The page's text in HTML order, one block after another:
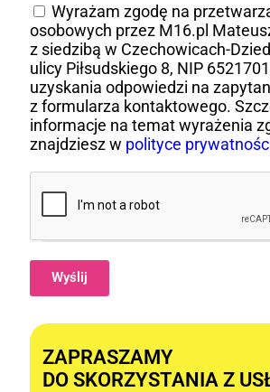
Wyrażam zgodę na
osobowych przez M16.pl
z siedzibą w Czechowicach-
ulicy Piłsudskiego 8, NIP
uzyskania odpowiedzi na
z formularza kontaktowego.
informacje na temat wyrażenia
znajdziesz w polityce
Wyślij
ZAPRASZAMY
DO SKORZYSTANIA Z